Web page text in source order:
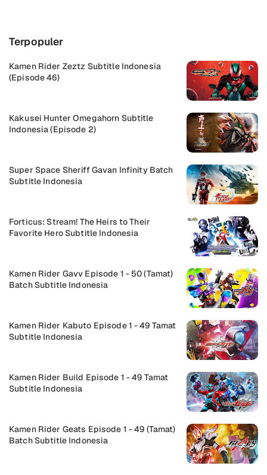
Terpopuler
Kamen Rider Zeztz Subtitle Indonesia
(Episode 46)
Kakusei Hunter Omegahorn Subtitle
Indonesia (Episode 2)
Super Space Sheriff Gavan Infinity Batch
Subtitle Indonesia
Forticus: Stream! The Heirs to Their
Favorite Hero Subtitle Indonesia
Kamen Rider Gavv Episode 1 - 50 (Tamat)
Batch Subtitle Indonesia
Kamen Rider Kabuto Episode 1 - 49 Tamat
Subtitle Indonesia
Kamen Rider Build Episode 1 - 49 Tamat
Subtitle Indonesia
Kamen Rider Geats Episode 1 - 49 (Tamat)
Batch Subtitle Indonesia